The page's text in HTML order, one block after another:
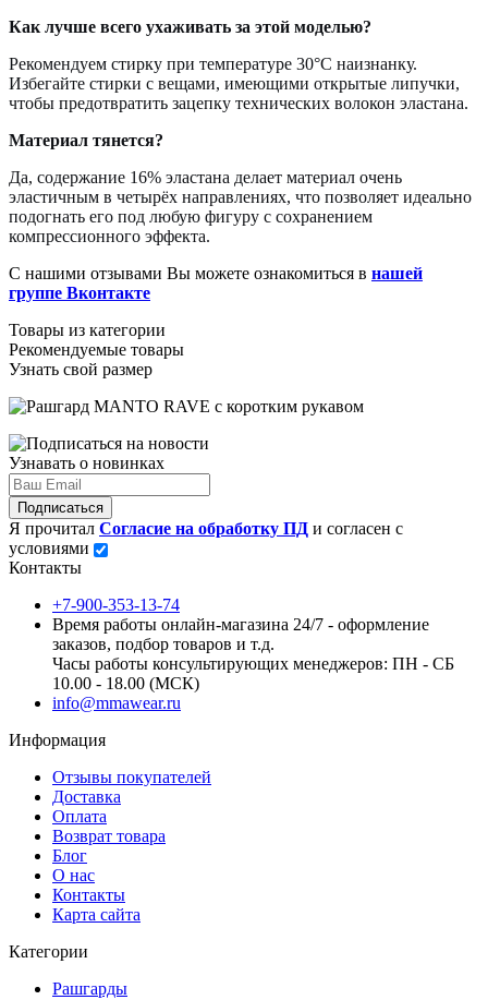
Как лучше всего ухаживать за этой моделью?
Рекомендуем стирку при температуре 30°C наизнанку.
Избегайте стирки с вещами, имеющими открытые липучки,
чтобы предотвратить зацепку технических волокон эластана.
Материал тянется?
Да, содержание 16% эластана делает материал очень
эластичным в четырёх направлениях, что позволяет идеально
подогнать его под любую фигуру с сохранением
компрессионного эффекта.
С нашими отзывами Вы можете ознакомиться в нашей
группе Вконтакте
Товары из категории
Рекомендуемые товары
Узнать свой размер
Узнавать о новинках
Подписаться
Я прочитал Согласие на обработку ПД и согласен с
условиями
Контакты
+7-900-353-13-74
Время работы онлайн-магазина 24/7 - оформление
заказов, подбор товаров и т.д.
Часы работы консультирующих менеджеров: ПН - СБ
10.00 - 18.00 (МСК)
info@mmawear.ru
Информация
Отзывы покупателей
Доставка
Оплата
Возврат товара
Блог
О нас
Контакты
Карта сайта
Категории
Рашгарды